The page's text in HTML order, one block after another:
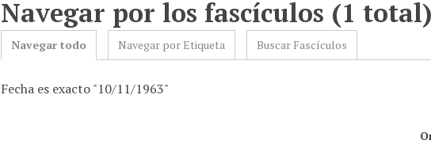
Navegar por los fascículos (1 total)
Navegar todo Navegar por Etiqueta Buscar Fascículos
Fecha es exacto "10/11/1963"